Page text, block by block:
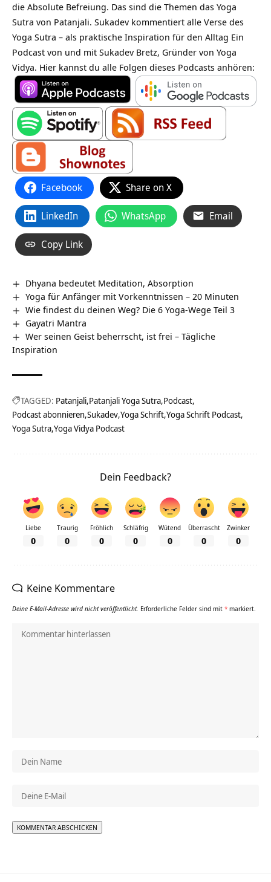
die Absolute Befreiung. Das sind die Themen das Yoga
Sutra von Patanjali. Sukadev kommentiert alle Verse des
Yoga Sutra – als praktische Inspiration für den Alltag Ein
Podcast von und mit Sukadev Bretz, Gründer von Yoga
Vidya. Hier kannst du alle Folgen dieses Podcasts anhören:
Facebook Share on X
LinkedIn WhatsApp Email
Copy Link
Dhyana bedeutet Meditation, Absorption
Yoga für Anfänger mit Vorkenntnissen – 20 Minuten
Wie findest du deinen Weg? Die 6 Yoga-Wege Teil 3
Gayatri Mantra
Wer seinen Geist beherrscht, ist frei – Tägliche
Inspiration
TAGGED: Patanjali Patanjali Yoga Sutra Podcast
Podcast abonnieren Sukadev Yoga Schrift Yoga Schrift Podcast
Yoga Sutra Yoga Vidya Podcast
Dein Feedback?
Liebe
0
Traurig
0
Fröhlich
0
Schläfrig
0
Wütend
0
Überrascht
0
Zwinker
0
Keine Kommentare
Deine E-Mail-Adresse wird nicht veröffentlicht. Erforderliche Felder sind mit * markiert.